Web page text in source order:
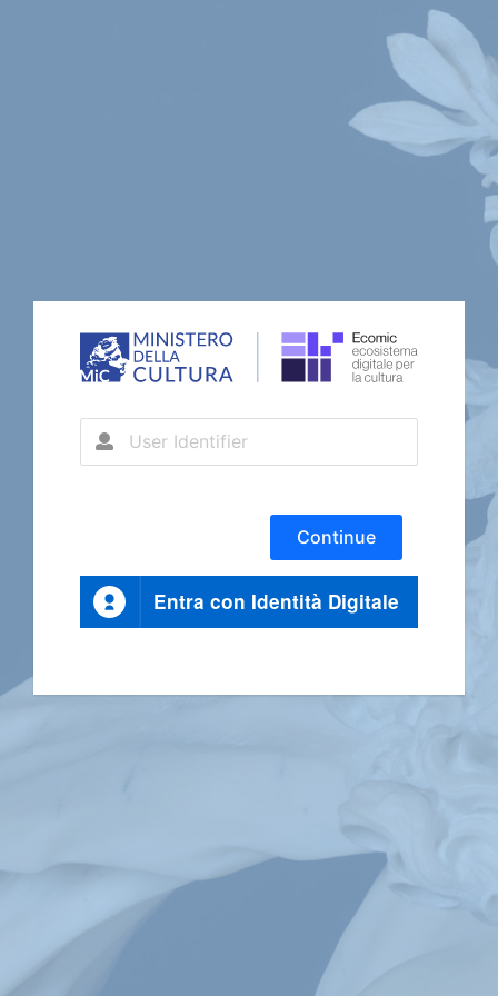
Continue
Entra con Identità Digitale